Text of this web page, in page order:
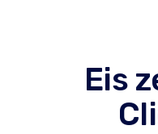
Eis